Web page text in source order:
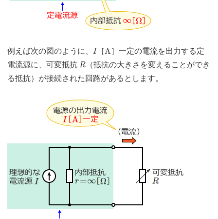
例えば次の図のように、 I
I［A
A ］一定の電流を出力する定
電流源に、可変抵抗 R
R （抵抗の大きさを変えることができ
る抵抗）が接続された回路があるとします。